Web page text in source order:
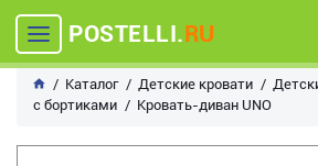
POSTELLI.RU
Каталог Детские кровати
с бортиками
Кровать-диван UNO